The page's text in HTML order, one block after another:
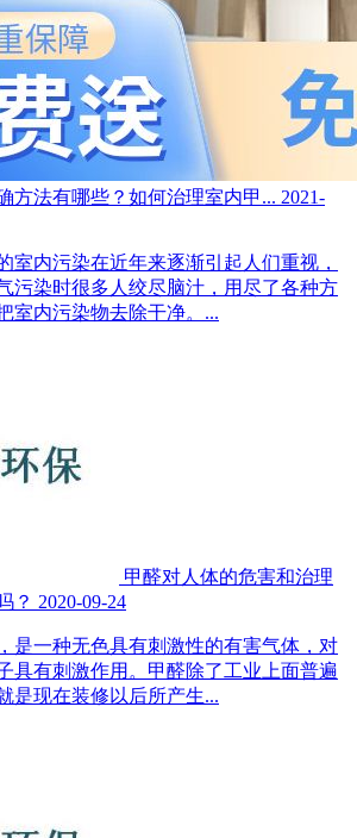
方法有哪些？如何治理室内甲... 2021-
室内污染在近年来逐渐引起人们重视，
污染时很多人绞尽脑汁，用尽了各种方
室内污染物去除干净。...
甲醛对人体的危害和治理
？ 2020-09-24
是一种无色具有刺激性的有害气体，对
具有刺激作用。甲醛除了工业上面普遍
是现在装修以后所产生...